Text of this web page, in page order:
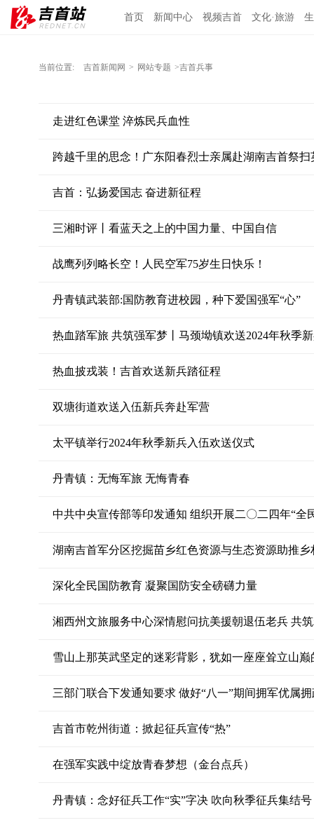
首页 新闻中心 视频吉首 文化·旅游
当前位置: 吉首新闻网 > 网站专题 >吉首兵事
走进红色课堂 淬炼民兵血性
跨越千里的思念！广东阳春烈士亲属赴湖南吉首祭扫
吉首：弘扬爱国志 奋进新征程
三湘时评丨看蓝天之上的中国力量、中国自信
战鹰列列略长空！人民空军75岁生日快乐！
丹青镇武装部:国防教育进校园，种下爱国强军“心”
热血踏军旅 共筑强军梦丨马颈坳镇欢送2024年秋季
热血披戎装！吉首欢送新兵踏征程
双塘街道欢送入伍新兵奔赴军营
太平镇举行2024年秋季新兵入伍欢送仪式
丹青镇：无悔军旅 无悔青春
中共中央宣传部等印发通知 组织开展二〇二四年“全
湖南吉首军分区挖掘苗乡红色资源与生态资源助推乡
深化全民国防教育 凝聚国防安全磅礴力量
湘西州文旅服务中心深情慰问抗美援朝退伍老兵 共
雪山上那英武坚定的迷彩背影，犹如一座座耸立山巅
三部门联合下发通知要求 做好“八一”期间拥军优属
吉首市乾州街道：掀起征兵宣传“热”
在强军实践中绽放青春梦想（金台点兵）
丹青镇：念好征兵工作“实”字决 吹向秋季征兵集结号